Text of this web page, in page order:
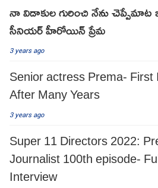
నా విడాకుల గురించి నేను చెప్పేమాట
సీనియర్ హీరోయిన్ ప్రేమ
3 years ago
Senior actress Prema-
After Many Years
3 years ago
Super 11 Directors 2022:
Journalist 100th episode-
Interview